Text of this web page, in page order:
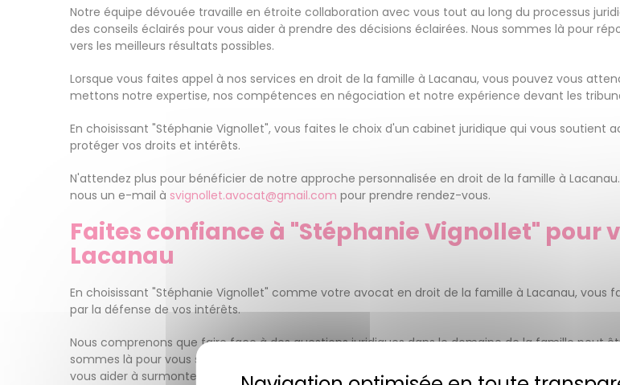
Notre équipe dévouée travaille en étroite collaboration avec vous tout au long du processus
des conseils éclairés pour vous aider à prendre des décisions éclairées. Nous sommes là pour
vers les meilleurs résultats possibles.
Lorsque vous faites appel à nos services en droit de la famille à Lacanau, vous pouvez vous
mettons notre expertise, nos compétences en négociation et notre expérience devant les
En choisissant "Stéphanie Vignollet", vous faites le choix d'un cabinet juridique qui vous
protéger vos droits et intérêts.
N'attendez plus pour bénéficier de notre approche personnalisée en droit de la famille à
nous un e-mail à svignollet.avocat@gmail.com pour prendre rendez-vous.
Faites confiance à "Stéphanie Vignollet" pour
Lacanau
En choisissant "Stéphanie Vignollet" comme votre avocat en droit de la famille à Lacanau,
par la défense de vos intérêts.
Nous comprenons que faire face à des questions juridiques dans le domaine de la famille peut
sommes là pour vous soutenir, vous conseiller et vous guider tout au long du processus. Nous
vous aider à surmonter les obstacles et à atteindre les meilleurs résultats possibles.